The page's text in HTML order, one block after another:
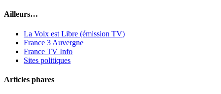
Ailleurs…
La Voix est Libre (émission TV)
France 3 Auvergne
France TV Info
Sites politiques
Articles phares